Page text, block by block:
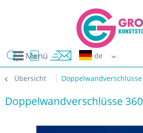
Menü
Übersicht Doppelwandverschlüsse
Doppelwandverschlüsse 360